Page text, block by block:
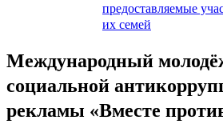
предоставляемые
их семей
Международный
социальной
рекламы «Вместе